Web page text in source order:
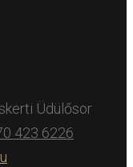
Üdülősor
423 6226